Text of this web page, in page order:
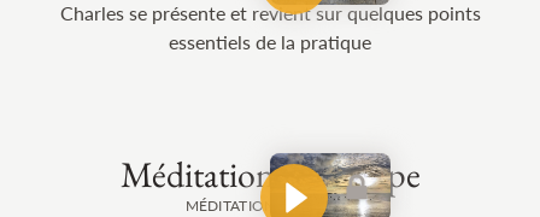
Charles se présente et revient sur quelques points
essentiels de la pratique
Méditation de groupe
MÉDITATION 26 MIN